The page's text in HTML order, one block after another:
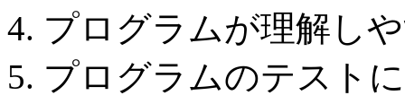
プログラムが理解し
プログラムのテスト